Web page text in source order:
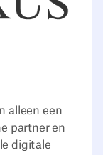
alleen een
partner en
digitale